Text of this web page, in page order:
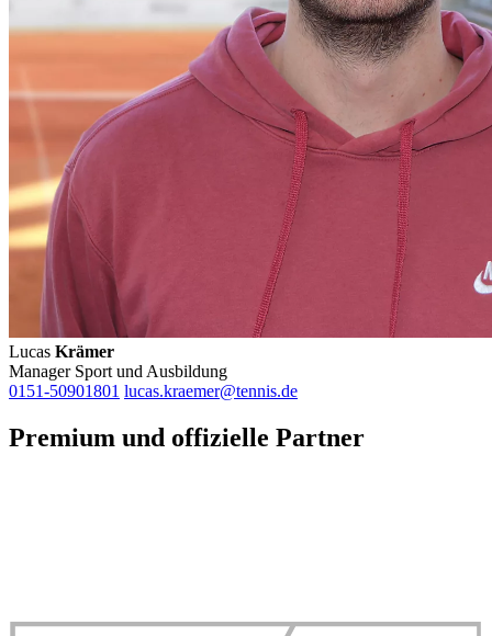
Lucas Krämer
Manager Sport und Ausbildung
0151-50901801 lucas.kraemer@tennis.de
Premium und offizielle Partner